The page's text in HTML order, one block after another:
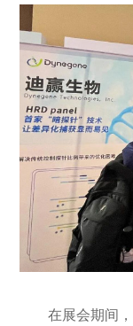
在展会期间